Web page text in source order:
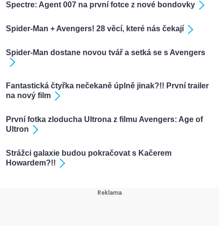
Spectre: Agent 007 na první fotce z nové bondovky
Spider-Man + Avengers! 28 věcí, které nás čekají
Spider-Man dostane novou tvář a setká se s Avengers
Fantastická čtyřka nečekaně úplně jinak?!! První trailer
na nový film
První fotka zloducha Ultrona z filmu Avengers: Age of
Ultron
Strážci galaxie budou pokračovat s Kačerem
Howardem?!!